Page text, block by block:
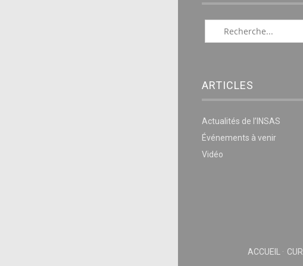
ARTICLES
Actualités de l’INSAS
Événements à venir
Vidéo
ACCUEIL